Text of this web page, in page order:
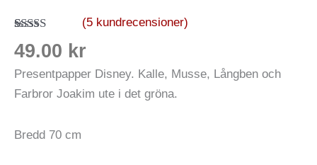
Betygsatt
5.00av 5
5
kundrecensioner
(5kundrecensioner)
49.00 kr
Presentpapper Disney. Kalle, Musse, Långben och
Farbror Joakim ute i det gröna.
Bredd 70 cm